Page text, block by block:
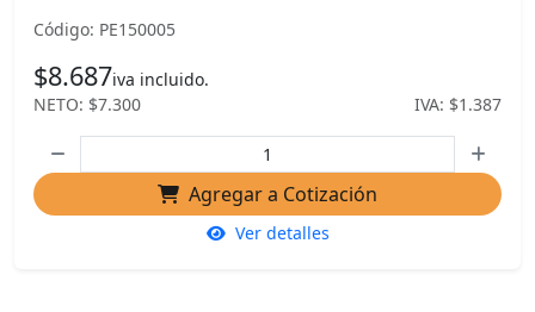
Código: PE150005
$8.687iva incluido.
NETO: $7.300
IVA: $1.387
Agregar a Cotización
Ver detalles